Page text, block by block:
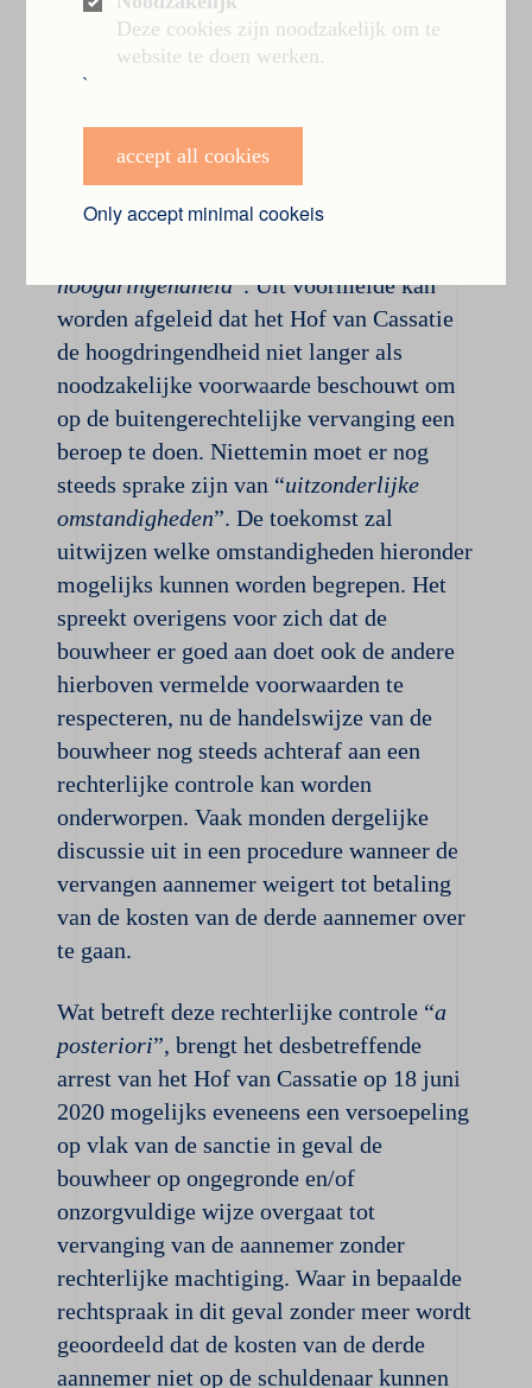
Vooreerst wordt door het Hof van Cassatie
bevestigt dat een bouwheer zonder
overgaan tot vervanging van een aannemer.
Het Hof stelt daarbij dat dit dient te
gebeuren in uitzonderlijke
hoogdringendheid”. Uit voormelde kan
worden afgeleid dat het Hof van Cassatie
de hoogdringendheid niet langer als
noodzakelijke voorwaarde beschouwt om
op de buitengerechtelijke vervanging een
beroep te doen. Niettemin moet er nog
steeds sprake zijn van “uitzonderlijke
omstandigheden”. De toekomst zal
uitwijzen welke omstandigheden hieronder
mogelijks kunnen worden begrepen. Het
spreekt overigens voor zich dat de
bouwheer er goed aan doet ook de andere
hierboven vermelde voorwaarden te
respecteren, nu de handelswijze van de
bouwheer nog steeds achteraf aan een
rechterlijke controle kan worden
onderworpen. Vaak monden dergelijke
discussie uit in een procedure wanneer de
vervangen aannemer weigert tot betaling
van de kosten van de derde aannemer over
te gaan.
Wat betreft deze rechterlijke controle “a
posteriori”, brengt het desbetreffende
arrest van het Hof van Cassatie op 18 juni
2020 mogelijks eveneens een versoepeling
op vlak van de sanctie in geval de
bouwheer op ongegronde en/of
onzorgvuldige wijze overgaat tot
vervanging van de aannemer zonder
rechterlijke machtiging. Waar in bepaalde
rechtspraak in dit geval zonder meer wordt
geoordeeld dat de kosten van de derde
aannemer niet op de schuldenaar kunnen
Deze cookies zijn noodzakelijk om te
website te doen werken.
`
accept all cookies
Only accept minimal cookeis